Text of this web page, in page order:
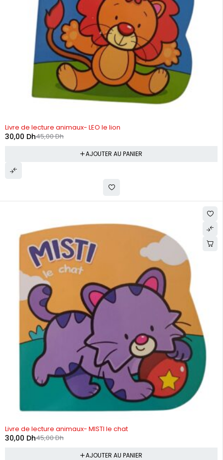
Livre de lecture animaux- LEO le lion
45,00Dh
30,00 Dh
AJOUTER AU PANIER
Livre de lecture animaux- MISTI le chat
45,00Dh
30,00 Dh
AJOUTER AU PANIER